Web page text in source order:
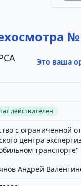
Это ваша
действителен
с ограниченной
центра
транспорте"
Андрей